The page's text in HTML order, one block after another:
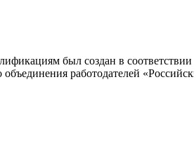
был создан в
работодателей